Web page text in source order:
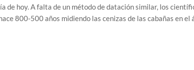
de hoy. A falta de un método de datación similar, los
800-500 años midiendo las cenizas de las cabañas en el